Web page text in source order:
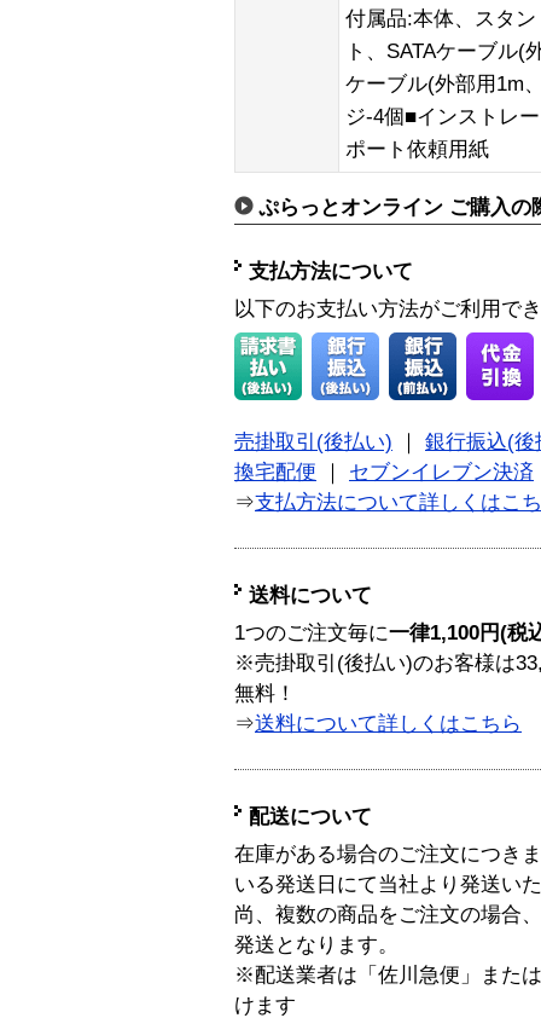
付属品:本体、スタ
ト、SATAケーブル(
ケーブル(外部用1m
ジ-4個■インストレ
ポート依頼用紙
ぷらっとオンライン ご購入の
支払方法について
以下のお支払い方法がご利用で
売掛取引(後払い) ｜ 銀行振込(後
換宅配便 ｜ セブンイレブン決済
⇒支払方法について詳しくはこ
送料について
1つのご注文毎に一律1,100円(税
※売掛取引(後払い)のお客様は
無料！
⇒送料について詳しくはこちら
配送について
在庫がある場合のご注文につき
いる発送日にて当社より発送い
尚、複数の商品をご注文の場合
発送となります。
※配送業者は「佐川急便」また
けます